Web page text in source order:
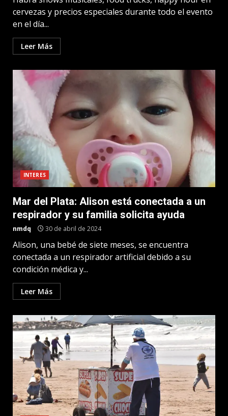
cervezas y precios especiales durante todo el evento
en el día...
Leer Más
INTERES
Mar del Plata: Alison está conectada a un
respirador y su familia solicita ayuda
nmdq 30 de abril de 2024
Alison, una bebé de siete meses, se encuentra
conectada a un respirador artificial debido a su
condición médica y...
Leer Más